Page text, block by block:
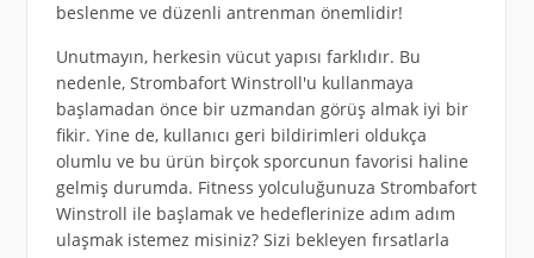
beslenme ve düzenli antrenman önemlidir!
Unutmayın, herkesin vücut yapısı farklıdır. Bu
nedenle, Strombafort Winstroll'u kullanmaya
başlamadan önce bir uzmandan görüş almak iyi bir
fikir. Yine de, kullanıcı geri bildirimleri oldukça
olumlu ve bu ürün birçok sporcunun favorisi haline
gelmiş durumda. Fitness yolculuğunuza Strombafort
Winstroll ile başlamak ve hedeflerinize adım adım
ulaşmak istemez misiniz? Sizi bekleyen fırsatlarla